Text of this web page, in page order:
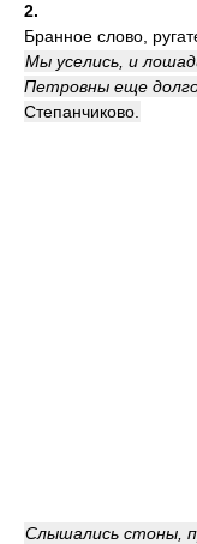
2.
Бранное слово,
Мы уселись, и
Петровны еще долго
Степанчиково.
Слышались стоны,